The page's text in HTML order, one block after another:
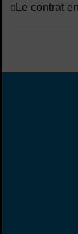
Le contrat